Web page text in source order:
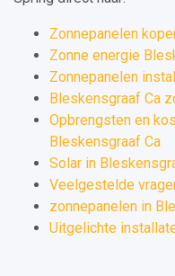
Zonnepanelen
Zonne energie
Zonnepanelen
Bleskensgraaf Ca
Opbrengsten en
Bleskensgraaf Ca
Solar in
Veelgestelde
zonnepanelen in
Uitgelichte